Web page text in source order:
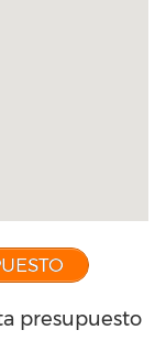
presupuesto